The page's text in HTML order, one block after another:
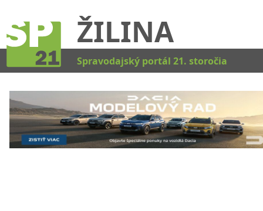
ŽILINA
Spravodajský portál 21. storočia